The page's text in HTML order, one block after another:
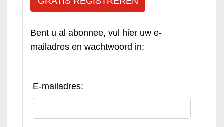
Bent u al abonnee, vul hier uw e-
mailadres en wachtwoord in:
E-mailadres: